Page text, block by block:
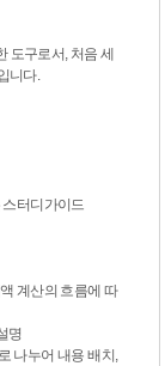
도구로서, 처음 세
니다.
터디가이드
계산의 흐름에 따
명
나누어 내용 배치,